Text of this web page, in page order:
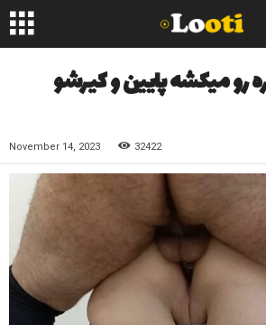
رو میکشه پایین و کیرشو
November 14, 2023 32422